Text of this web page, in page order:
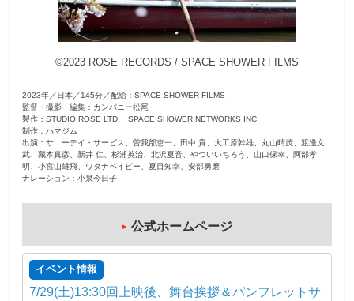
街
で
©2023 ROSE RECORDS / SPACE SHOWER FILMS
2023年／日本／145分／配給：SPACE SHOWER FILMS
監督・撮影・編集：カンパニー松尾
製作：STUDIO ROSE LTD. SPACE SHOWER NETWORKS INC.
制作：ハマジム
出演：サニーデイ・サービス、曽我部恵一、田中 貴、大工原幹雄、丸山晴茂、渡邊文
武、藏本真彦、新井 仁、杉浦英治、北沢夏音、やついいちろう、山口保幸、阿部孝
明、小宮山雄飛、ワタナベイビー、夏目知幸、安部勇磨
ナレーション：小泉今日子
公式ホームページ
イベント情報
7/29(土)13:30回上映後、舞台挨拶＆パンフレットサ